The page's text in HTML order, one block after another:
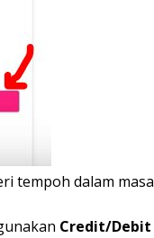
tempoh dalam masa
Credit/Debit